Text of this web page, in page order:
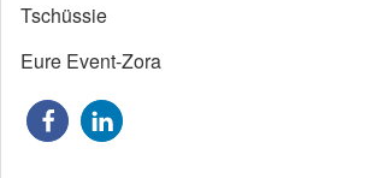
Tschüssie
Eure Event-Zora